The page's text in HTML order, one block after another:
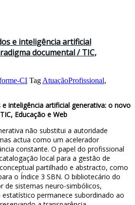
e inteligência artificial
documental / TIC,
CI Tag AtuaçãoProfissional,
inteligência artificial generativa: o novo
Educação e Web
não substitui a autoridade
actua como um acelerador
constante. O papel do profissional
local para a gestão de
partilhado e abstracto, como
o Índice 3 SBN. O bibliotecário do
de sistemas neuro-simbólicos,
permanece subordinado ao